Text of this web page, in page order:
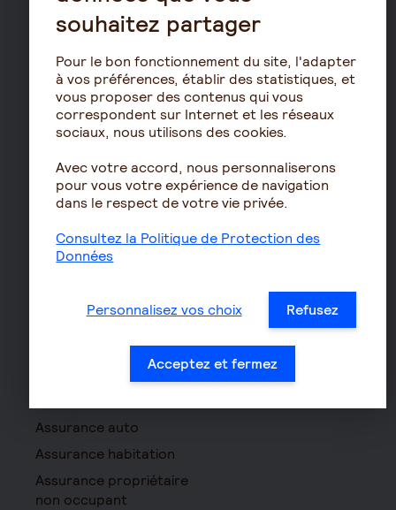
PERCOL / PERECOL
PEE
Contrat de capitalisation
Rente viagère
Résidence avec services
pour seniors
Le fonctionnement de
la retraite
Les déclarations sociales
pour les entreprises
Assurance auto
Assurance habitation
Assurance propriétaire
non occupant
souhaitez partager
Pour le bon fonctionnement du site, l'adapter
à vos préférences, établir des statistiques, et
vous proposer des contenus qui vous
correspondent sur Internet et les réseaux
sociaux, nous utilisons des cookies.
Avec votre accord, nous personnaliserons
pour vous votre expérience de navigation
dans le respect de votre vie privée.
Consultez la Politique de Protection des
Données
Personnalisez vos choix Refusez
Acceptez et fermez